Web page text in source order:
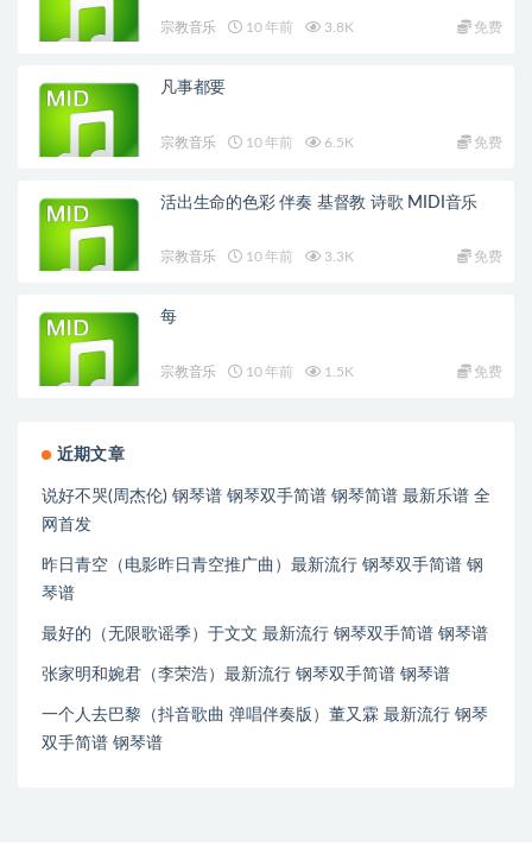
宗教音乐 10 年前 3.8K 免费
凡事都要
宗教音乐 10 年前 6.5K 免费
活出生命的色彩 伴奏 基督教 诗歌 MIDI音乐
宗教音乐 10 年前 3.3K 免费
每
宗教音乐 10 年前 1.5K 免费
近期文章
说好不哭(周杰伦) 钢琴谱 钢琴双手简谱 钢琴简谱 最新乐谱 全
网首发
昨日青空（电影昨日青空推广曲）最新流行 钢琴双手简谱 钢
琴谱
最好的（无限歌谣季）于文文 最新流行 钢琴双手简谱 钢琴谱
张家明和婉君（李荣浩）最新流行 钢琴双手简谱 钢琴谱
一个人去巴黎（抖音歌曲 弹唱伴奏版）董又霖 最新流行 钢琴
双手简谱 钢琴谱